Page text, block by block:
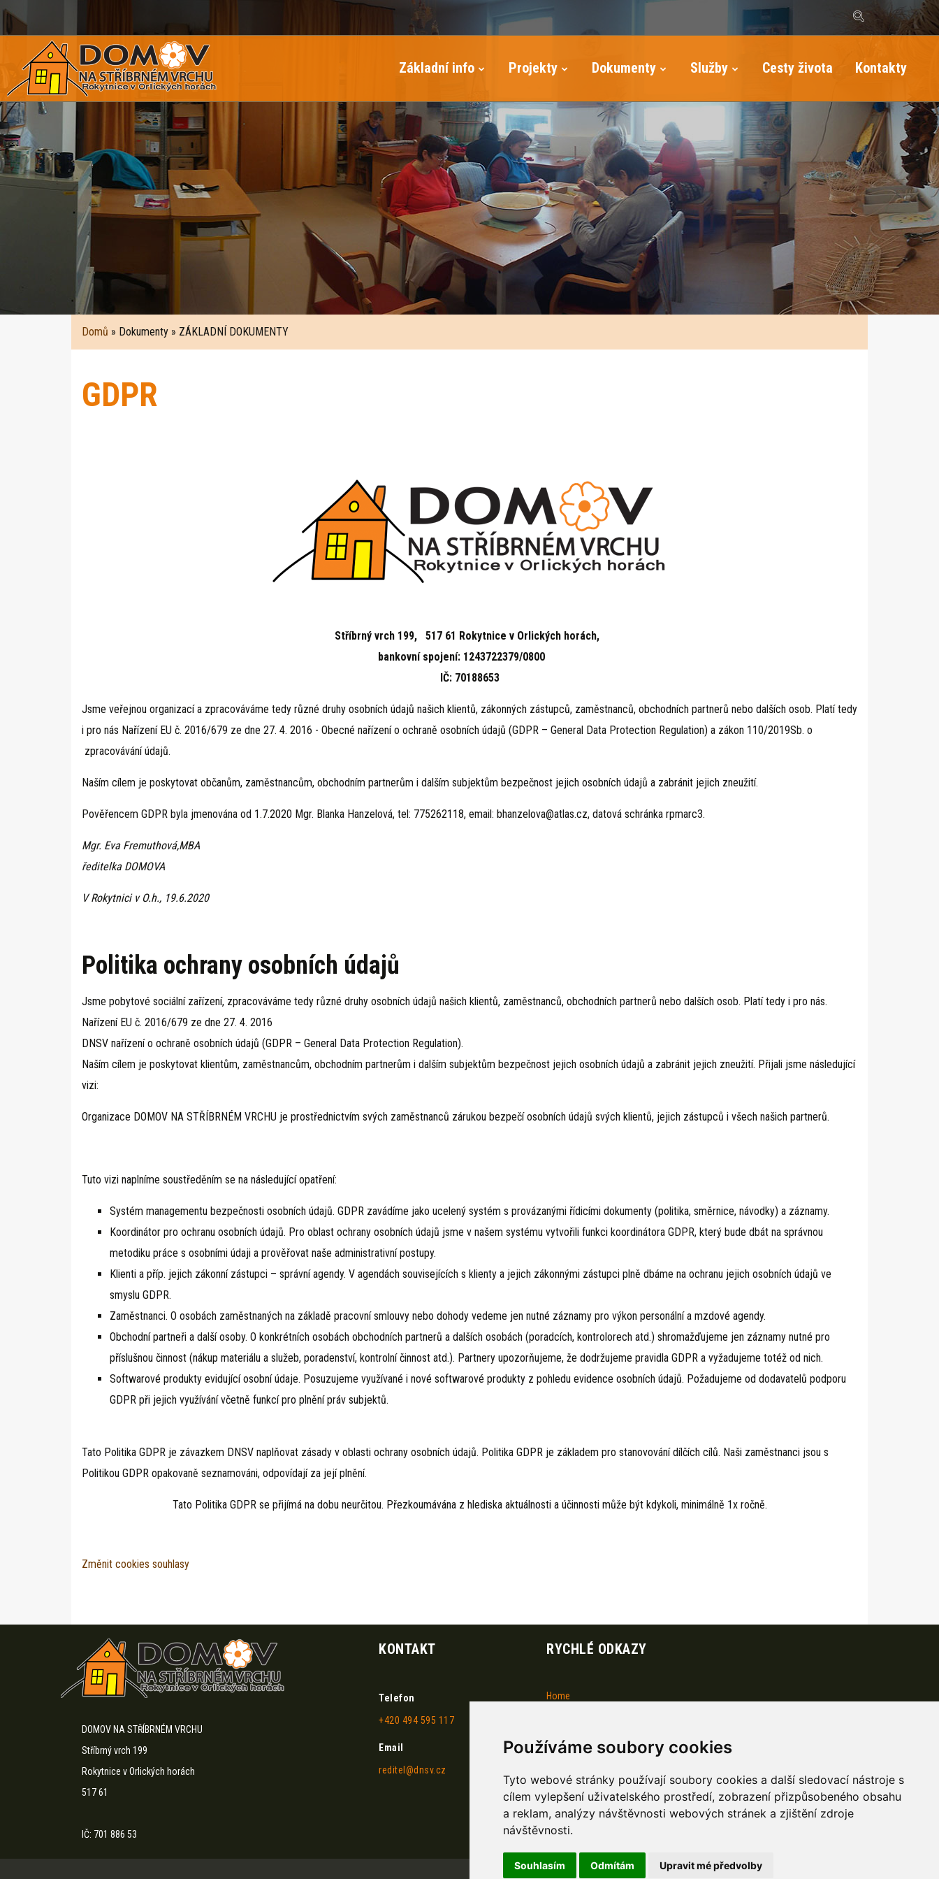
Používáme soubory cookies
Tyto webové stránky používají soubory cookies a další sledovací nástroje s
cílem vylepšení uživatelského prostředí, zobrazení přizpůsobeného obsahu
a reklam, analýzy návštěvnosti webových stránek a zjištění zdroje
návštěvnosti.
Souhlasím Odmítám Upravit mé předvolby
Základní info Projekty Dokumenty Služby Cesty života Kontakty
Domů » Dokumenty » ZÁKLADNÍ DOKUMENTY
GDPR
Stříbrný vrch 199, 517 61 Rokytnice v Orlických horách,
bankovní spojení: 1243722379/0800
IČ: 70188653
Jsme veřejnou organizací a zpracováváme tedy různé druhy osobních údajů našich klientů, zákonných zástupců, zaměstnanců, obchodních partnerů nebo dalších osob. Platí tedy
i pro nás Nařízení EU č. 2016/679 ze dne 27. 4. 2016 - Obecné nařízení o ochraně osobních údajů (GDPR – General Data Protection Regulation) a zákon 110/2019Sb. o
zpracovávání údajů.
Naším cílem je poskytovat občanům, zaměstnancům, obchodním partnerům i dalším subjektům bezpečnost jejich osobních údajů a zabránit jejich zneužití.
Pověřencem GDPR byla jmenována od 1.7.2020 Mgr. Blanka Hanzelová, tel: 775262118, email: bhanzelova@atlas.cz, datová schránka rpmarc3.
Mgr. Eva Fremuthová,MBA
ředitelka DOMOVA
V Rokytnici v O.h., 19.6.2020
Politika ochrany osobních údajů
Jsme pobytové sociální zařízení, zpracováváme tedy různé druhy osobních údajů našich klientů, zaměstnanců, obchodních partnerů nebo dalších osob. Platí tedy i pro nás.
Nařízení EU č. 2016/679 ze dne 27. 4. 2016
DNSV nařízení o ochraně osobních údajů (GDPR – General Data Protection Regulation).
Naším cílem je poskytovat klientům, zaměstnancům, obchodním partnerům i dalším subjektům bezpečnost jejich osobních údajů a zabránit jejich zneužití. Přijali jsme následující
vizi:
Organizace DOMOV NA STŘÍBRNÉM VRCHU je prostřednictvím svých zaměstnanců zárukou bezpečí osobních údajů svých klientů, jejich zástupců i všech našich partnerů.
Tuto vizi naplníme soustředěním se na následující opatření:
Systém managementu bezpečnosti osobních údajů. GDPR zavádíme jako ucelený systém s provázanými řídicími dokumenty (politika, směrnice, návodky) a záznamy.
Koordinátor pro ochranu osobních údajů. Pro oblast ochrany osobních údajů jsme v našem systému vytvořili funkci koordinátora GDPR, který bude dbát na správnou
metodiku práce s osobními údaji a prověřovat naše administrativní postupy.
Klienti a příp. jejich zákonní zástupci – správní agendy. V agendách souvisejících s klienty a jejich zákonnými zástupci plně dbáme na ochranu jejich osobních údajů ve
smyslu GDPR.
Zaměstnanci. O osobách zaměstnaných na základě pracovní smlouvy nebo dohody vedeme jen nutné záznamy pro výkon personální a mzdové agendy.
Obchodní partneři a další osoby. O konkrétních osobách obchodních partnerů a dalších osobách (poradcích, kontrolorech atd.) shromažďujeme jen záznamy nutné pro
příslušnou činnost (nákup materiálu a služeb, poradenství, kontrolní činnost atd.). Partnery upozorňujeme, že dodržujeme pravidla GDPR a vyžadujeme totéž od nich.
Softwarové produkty evidující osobní údaje. Posuzujeme využívané i nové softwarové produkty z pohledu evidence osobních údajů. Požadujeme od dodavatelů podporu
GDPR při jejich využívání včetně funkcí pro plnění práv subjektů.
Tato Politika GDPR je závazkem DNSV naplňovat zásady v oblasti ochrany osobních údajů. Politika GDPR je základem pro stanovování dílčích cílů. Naši zaměstnanci jsou s
Politikou GDPR opakovaně seznamováni, odpovídají za její plnění.
Tato Politika GDPR se přijímá na dobu neurčitou. Přezkoumávána z hlediska aktuálnosti a účinnosti může být kdykoli, minimálně 1x ročně.
Změnit cookies souhlasy
DOMOV NA STŘÍBRNÉM VRCHU
Stříbrný vrch 199
Rokytnice v Orlických horách
517 61
IČ: 701 886 53
KONTAKT
Telefon
+420 494 595 117
Email
reditel@dnsv.cz
RYCHLÉ ODKAZY
Home
Historie DNSV
Projekty
Kontakty